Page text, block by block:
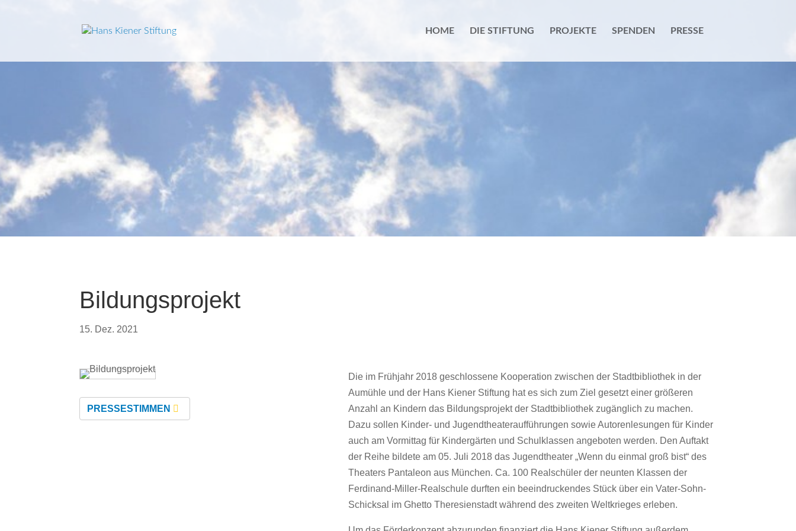
HOME DIE STIFTUNG PROJEKTE SPENDEN PRESSE
Bildungsprojekt
15. Dez. 2021
PRESSESTIMMEN
Die im Frühjahr 2018 geschlossene Kooperation zwischen der Stadtbibliothek in der
Aumühle und der Hans Kiener Stiftung hat es sich zum Ziel gesetzt einer größeren
Anzahl an Kindern das Bildungsprojekt der Stadtbibliothek zugänglich zu machen.
Dazu sollen Kinder- und Jugendtheateraufführungen sowie Autorenlesungen für Kinder
auch am Vormittag für Kindergärten und Schulklassen angeboten werden. Den Auftakt
der Reihe bildete am 05. Juli 2018 das Jugendtheater „Wenn du einmal groß bist“ des
Theaters Pantaleon aus München. Ca. 100 Realschüler der neunten Klassen der
Ferdinand-Miller-Realschule durften ein beeindruckendes Stück über ein Vater-Sohn-
Schicksal im Ghetto Theresienstadt während des zweiten Weltkrieges erleben.